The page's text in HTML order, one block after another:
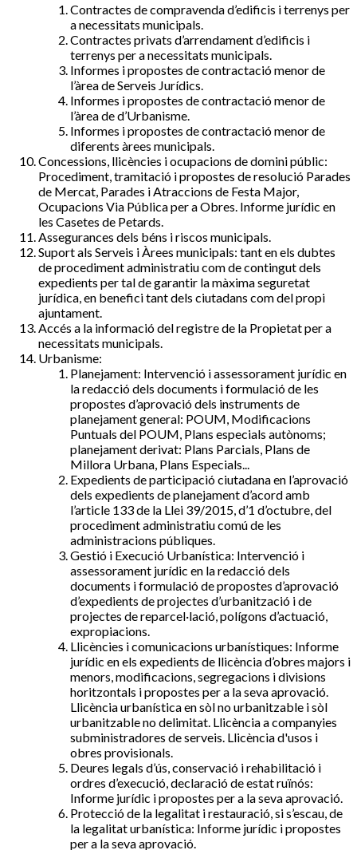
Contractes de compravenda d’edificis i terrenys per
a necessitats municipals.
Contractes privats d’arrendament d’edificis i
terrenys per a necessitats municipals.
Informes i propostes de contractació menor de
l’àrea de Serveis Jurídics.
Informes i propostes de contractació menor de
l’àrea de d’Urbanisme.
Informes i propostes de contractació menor de
diferents àrees municipals.
Concessions, llicències i ocupacions de domini públic:
Procediment, tramitació i propostes de resolució Parades
de Mercat, Parades i Atraccions de Festa Major,
Ocupacions Via Pública per a Obres. Informe jurídic en
les Casetes de Petards.
Assegurances dels béns i riscos municipals.
Suport als Serveis i Àrees municipals: tant en els dubtes
de procediment administratiu com de contingut dels
expedients per tal de garantir la màxima seguretat
jurídica, en benefici tant dels ciutadans com del propi
ajuntament.
Accés a la informació del registre de la Propietat per a
necessitats municipals.
Urbanisme:
Planejament: Intervenció i assessorament jurídic en
la redacció dels documents i formulació de les
propostes d’aprovació dels instruments de
planejament general: POUM, Modificacions
Puntuals del POUM, Plans especials autònoms;
planejament derivat: Plans Parcials, Plans de
Millora Urbana, Plans Especials...
Expedients de participació ciutadana en l’aprovació
dels expedients de planejament d’acord amb
l’article 133 de la Llei 39/2015, d’1 d’octubre, del
procediment administratiu comú de les
administracions públiques.
Gestió i Execució Urbanística: Intervenció i
assessorament jurídic en la redacció dels
documents i formulació de propostes d’aprovació
d’expedients de projectes d’urbanització i de
projectes de reparcel·lació, polígons d’actuació,
expropiacions.
Llicències i comunicacions urbanístiques: Informe
jurídic en els expedients de llicència d’obres majors i
menors, modificacions, segregacions i divisions
horitzontals i propostes per a la seva aprovació.
Llicència urbanística en sòl no urbanitzable i sòl
urbanitzable no delimitat. Llicència a companyies
subministradores de serveis. Llicència d'usos i
obres provisionals.
Deures legals d’ús, conservació i rehabilitació i
ordres d’execució, declaració de estat ruïnós:
Informe jurídic i propostes per a la seva aprovació.
Protecció de la legalitat i restauració, si s’escau, de
la legalitat urbanística: Informe jurídic i propostes
per a la seva aprovació.